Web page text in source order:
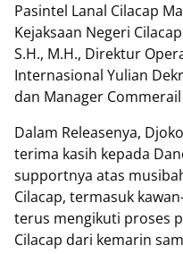
Pasintel Lanal Cilacap
Kejaksaan Negeri
S.H., M.H., Direktur
Internasional Yulian
dan Manager
Dalam Releasenya,
terima kasih kepada
supportnya atas
Cilacap, termasuk
terus mengikuti proses
Cilacap dari kemarin